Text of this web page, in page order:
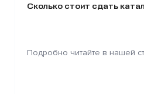
Сколько стоит сдать
Подробно читайте в нашей